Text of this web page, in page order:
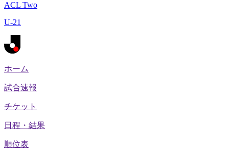
ACL Two
U-21
ホーム
試合速報
チケット
日程・結果
順位表